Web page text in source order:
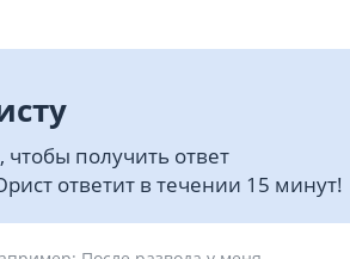
получить ответ
ответит в течении 15 минут!